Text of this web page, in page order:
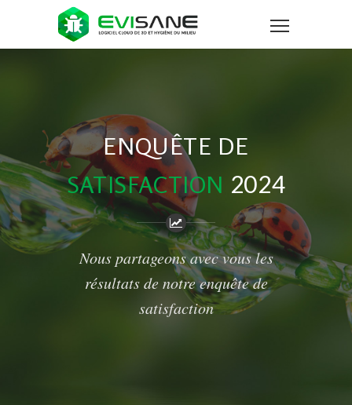
ENQUÊTE DE
SATISFACTION 2024
Nous partageons avec vous les
résultats de notre enquête de
satisfaction